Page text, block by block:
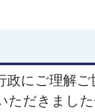
政にご理解
ただきまし